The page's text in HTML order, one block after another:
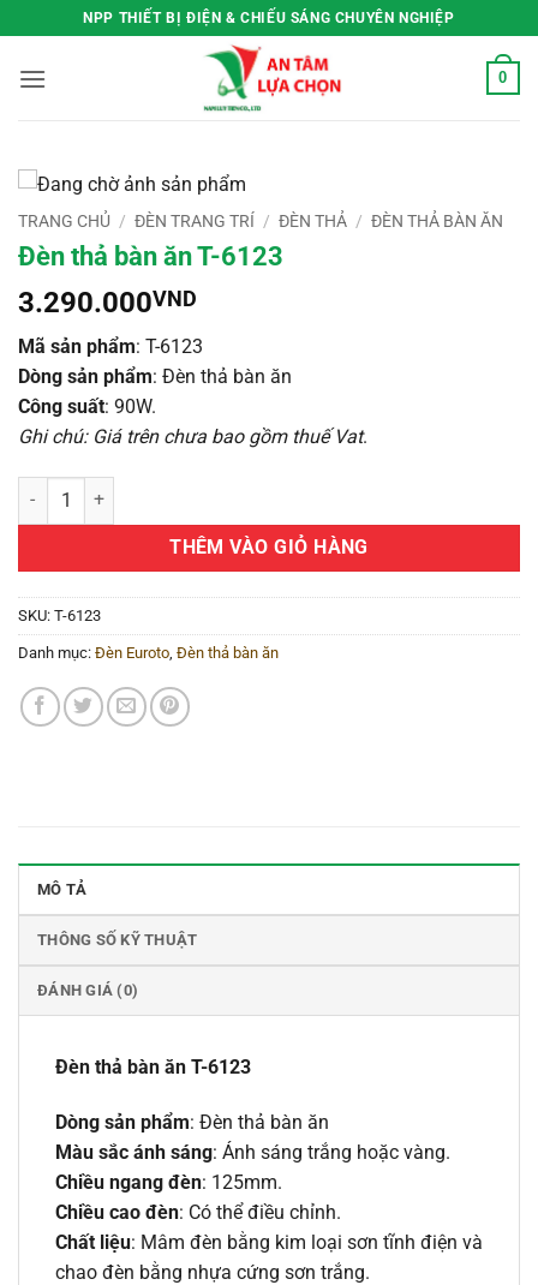
qua
nội
NPP THIẾT BỊ ĐIỆN & CHIẾU SÁNG CHUYÊN NGHIỆP
0
TRANG CHỦ / ĐÈN TRANG TRÍ / ĐÈN THẢ / ĐÈN THẢ BÀN ĂN
Đèn thả bàn ăn T-6123
3.290.000VND
Mã sản phẩm: T-6123
Dòng sản phẩm: Đèn thả bàn ăn
Công suất: 90W.
Ghi chú: Giá trên chưa bao gồm thuế Vat.
Đèn thả bàn ăn T-6123 số lượng
THÊM VÀO GIỎ HÀNG
SKU: T-6123
Danh mục: Đèn Euroto Đèn thả bàn ăn
MÔ TẢ
THÔNG SỐ KỸ THUẬT
ĐÁNH GIÁ (0)
Đèn thả bàn ăn T-6123
Dòng sản phẩm: Đèn thả bàn ăn
Màu sắc ánh sáng: Ánh sáng trắng hoặc vàng.
Chiều ngang đèn: 125mm.
Chiều cao đèn: Có thể điều chỉnh.
Chất liệu: Mâm đèn bằng kim loại sơn tĩnh điện và
chao đèn bằng nhựa cứng sơn trắng.